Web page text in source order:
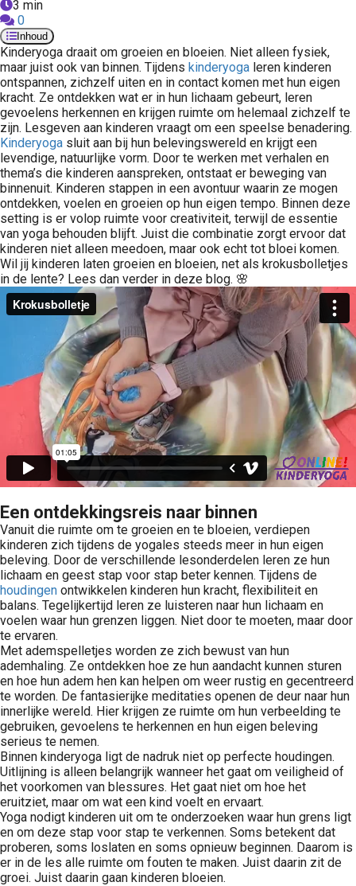
3 min
0
Inhoud
Kinderyoga draait om groeien en bloeien. Niet alleen fysiek,
maar juist ook van binnen. Tijdens kinderyoga leren kinderen
ontspannen, zichzelf uiten en in contact komen met hun eigen
kracht. Ze ontdekken wat er in hun lichaam gebeurt, leren
gevoelens herkennen en krijgen ruimte om helemaal zichzelf te
zijn. Lesgeven aan kinderen vraagt om een speelse benadering.
Kinderyoga sluit aan bij hun belevingswereld en krijgt een
levendige, natuurlijke vorm. Door te werken met verhalen en
thema’s die kinderen aanspreken, ontstaat er beweging van
binnenuit. Kinderen stappen in een avontuur waarin ze mogen
ontdekken, voelen en groeien op hun eigen tempo. Binnen deze
setting is er volop ruimte voor creativiteit, terwijl de essentie
van yoga behouden blijft. Juist die combinatie zorgt ervoor dat
kinderen niet alleen meedoen, maar ook echt tot bloei komen.
Wil jij kinderen laten groeien en bloeien, net als krokusbolletjes
in de lente? Lees dan verder in deze blog. 🌸
Een ontdekkingsreis naar binnen
Vanuit die ruimte om te groeien en te bloeien, verdiepen
kinderen zich tijdens de yogales steeds meer in hun eigen
beleving. Door de verschillende lesonderdelen leren ze hun
lichaam en geest stap voor stap beter kennen. Tijdens de
houdingen ontwikkelen kinderen hun kracht, flexibiliteit en
balans. Tegelijkertijd leren ze luisteren naar hun lichaam en
voelen waar hun grenzen liggen. Niet door te moeten, maar door
te ervaren.
Met ademspelletjes worden ze zich bewust van hun
ademhaling. Ze ontdekken hoe ze hun aandacht kunnen sturen
en hoe hun adem hen kan helpen om weer rustig en gecentreerd
te worden. De fantasierijke meditaties openen de deur naar hun
innerlijke wereld. Hier krijgen ze ruimte om hun verbeelding te
gebruiken, gevoelens te herkennen en hun eigen beleving
serieus te nemen.
Binnen kinderyoga ligt de nadruk niet op perfecte houdingen.
Uitlijning is alleen belangrijk wanneer het gaat om veiligheid of
het voorkomen van blessures. Het gaat niet om hoe het
eruitziet, maar om wat een kind voelt en ervaart.
Yoga nodigt kinderen uit om te onderzoeken waar hun grens ligt
en om deze stap voor stap te verkennen. Soms betekent dat
proberen, soms loslaten en soms opnieuw beginnen. Daarom is
er in de les alle ruimte om fouten te maken. Juist daarin zit de
groei. Juist daarin gaan kinderen bloeien.